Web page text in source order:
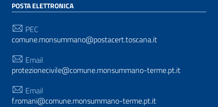
POSTA ELETTRONICA
PEC
comune.monsummano@postacert.toscana.it
Email
protezionecivile@comune.monsummano-terme.pt.it
Email
f.romani@comune.monsummano-terme.pt.it